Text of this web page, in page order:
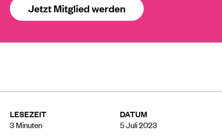
LESEZEIT
3Minuten
DATUM
5 Juli 2023
Jetzt Mitglied werden